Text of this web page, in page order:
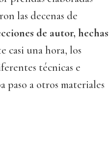
las decenas de
de autor, hechas
casi una hora, los
técnicas e
paso a otros materiales